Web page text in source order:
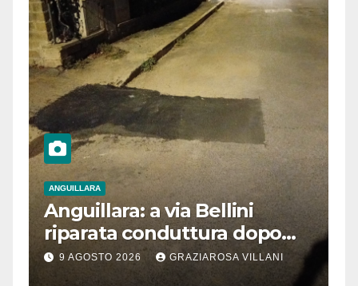
ANGUILLARA
Anguillara: a via Bellini
riparata conduttura dopo
segnalazione IdD
9 AGOSTO 2026 GRAZIAROSA VILLANI